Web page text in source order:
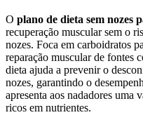
O plano de dieta sem nozes
recuperação muscular sem o
nozes. Foca em carboidratos
reparação muscular de fontes
dieta ajuda a prevenir o
nozes, garantindo o
apresenta aos nadadores uma
ricos em nutrientes.